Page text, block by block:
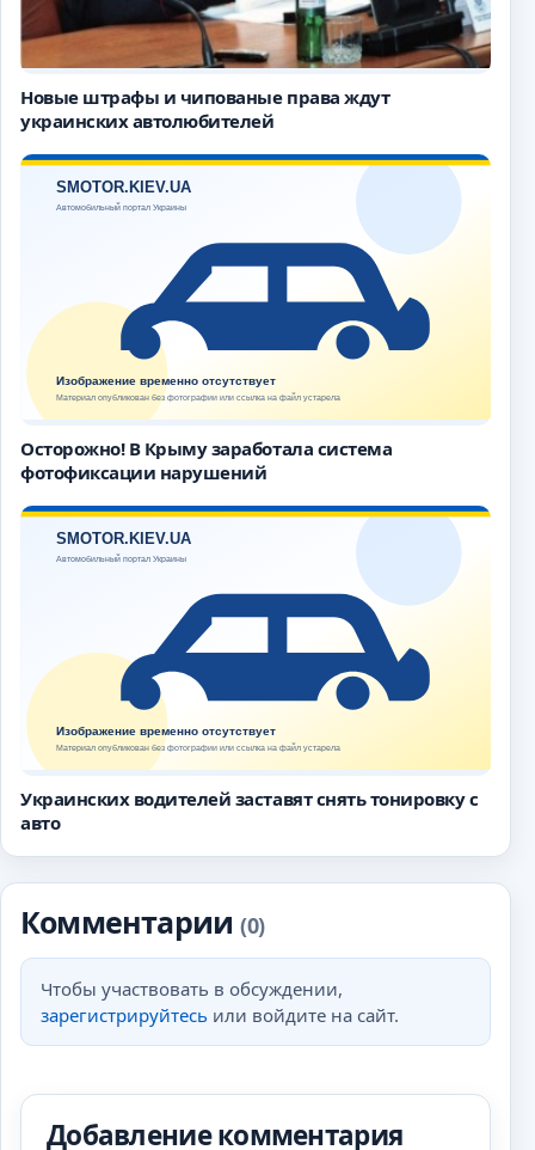
Новые штрафы и чипованые права ждут
украинских автолюбителей
Осторожно! В Крыму заработала система
фотофиксации нарушений
Украинских водителей заставят снять тонировку с
авто
Комментарии(0)
Чтобы участвовать в обсуждении,
зарегистрируйтесь или войдите на сайт.
Добавление комментария